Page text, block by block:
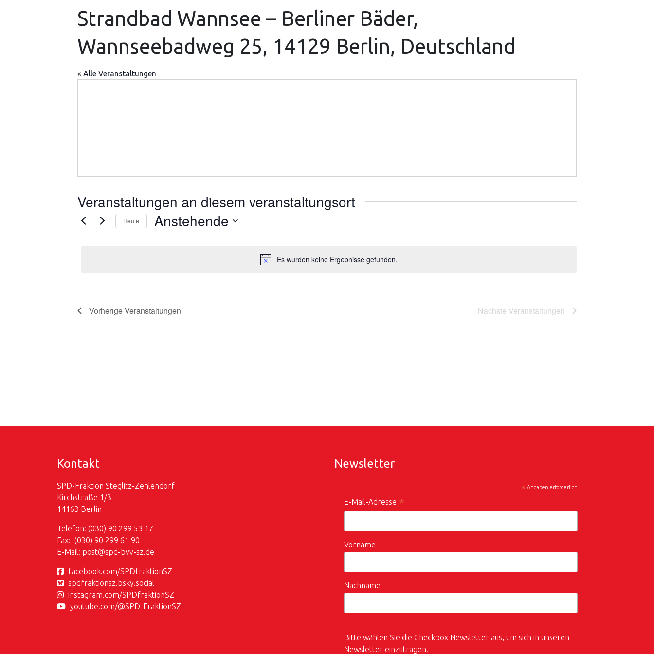
Strandbad Wannsee – Berliner Bäder,
Wannseebadweg 25, 14129 Berlin, Deutschland
« Alle Veranstaltungen
Veranstaltungen an diesem veranstaltungsort
Hinweis
Es wurden keine Ergebnisse gefunden.
Heute Anstehende
VorherigeVeranstaltungen Nächste Veranstaltungen
Kontakt
SPD-Fraktion Steglitz-Zehlendorf
Kirchstraße 1/3
14163 Berlin
Telefon: (030) 90 299 53 17
Fax: (030) 90 299 61 90
E-Mail: post@spd-bvv-sz.de
facebook.com/SPDfraktionSZ
spdfraktionsz.bsky.social
instagram.com/SPDfraktionSZ
youtube.com/@SPD-FraktionSZ
Newsletter
* Angaben erforderlich
E-Mail-Adresse *
Vorname
Nachname
Bitte wählen Sie die Checkbox Newsletter aus, um sich in unseren
Newsletter einzutragen.